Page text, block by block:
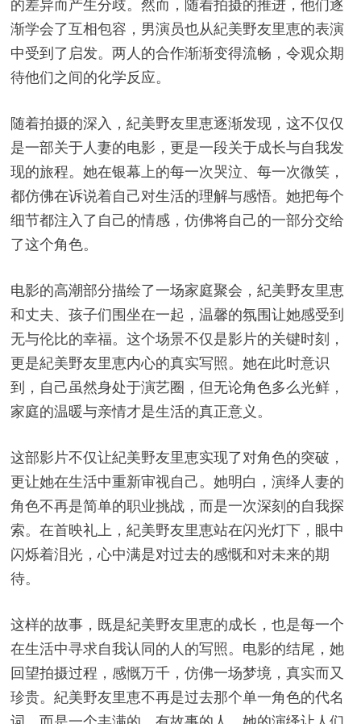
的差异而产生分歧。然而，随着拍摄的推进，他们逐
渐学会了互相包容，男演员也从紀美野友里恵的表演
中受到了启发。两人的合作渐渐变得流畅，令观众期
待他们之间的化学反应。
随着拍摄的深入，紀美野友里恵逐渐发现，这不仅仅
是一部关于人妻的电影，更是一段关于成长与自我发
现的旅程。她在银幕上的每一次哭泣、每一次微笑，
都仿佛在诉说着自己对生活的理解与感悟。她把每个
细节都注入了自己的情感，仿佛将自己的一部分交给
了这个角色。
电影的高潮部分描绘了一场家庭聚会，紀美野友里恵
和丈夫、孩子们围坐在一起，温馨的氛围让她感受到
无与伦比的幸福。这个场景不仅是影片的关键时刻，
更是紀美野友里恵内心的真实写照。她在此时意识
到，自己虽然身处于演艺圈，但无论角色多么光鲜，
家庭的温暖与亲情才是生活的真正意义。
这部影片不仅让紀美野友里恵实现了对角色的突破，
更让她在生活中重新审视自己。她明白，演绎人妻的
角色不再是简单的职业挑战，而是一次深刻的自我探
索。在首映礼上，紀美野友里恵站在闪光灯下，眼中
闪烁着泪光，心中满是对过去的感慨和对未来的期
待。
这样的故事，既是紀美野友里恵的成长，也是每一个
在生活中寻求自我认同的人的写照。电影的结尾，她
回望拍摄过程，感慨万千，仿佛一场梦境，真实而又
珍贵。紀美野友里恵不再是过去那个单一角色的代名